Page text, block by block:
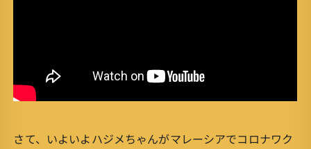
さて、いよいよハジメちゃんがマレーシアでコロナワク